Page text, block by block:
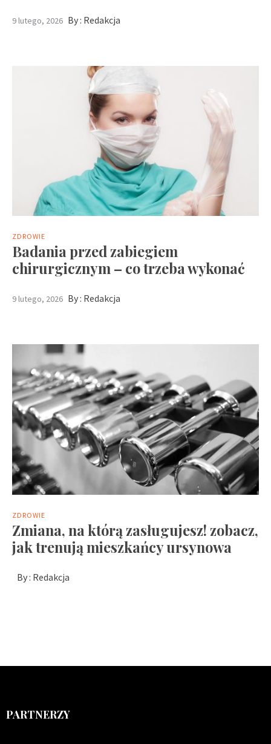
9 lutego, 2026 By : Redakcja
ZDROWIE
Badania przed zabiegiem
chirurgicznym – co trzeba wykonać
9 lutego, 2026 By : Redakcja
ZDROWIE
Zmiana, na którą zasługujesz! zobacz,
jak trenują mieszkańcy ursynowa
By : Redakcja
PARTNERZY